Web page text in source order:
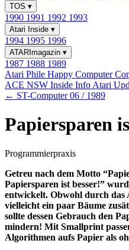
TOS ▾
1990 1991 1992 1993
Atari Inside ▾
1994 1995 1996
ATARImagazin ▾
1987 1988 1989
Atari Phile Happy Computer
ACE NSW Inside Info Atari
← ST-Computer 06 / 1989
Papiersparen
Programmierpraxis
Getreu nach dem Motto
Papiersparen ist besser!”
entwickelt. Obwohl durch das
vielleicht ein paar Bäume
sollte dessen Gebrauch den
mindern! Mit Smallprint
Algorithmen aufs Papier als